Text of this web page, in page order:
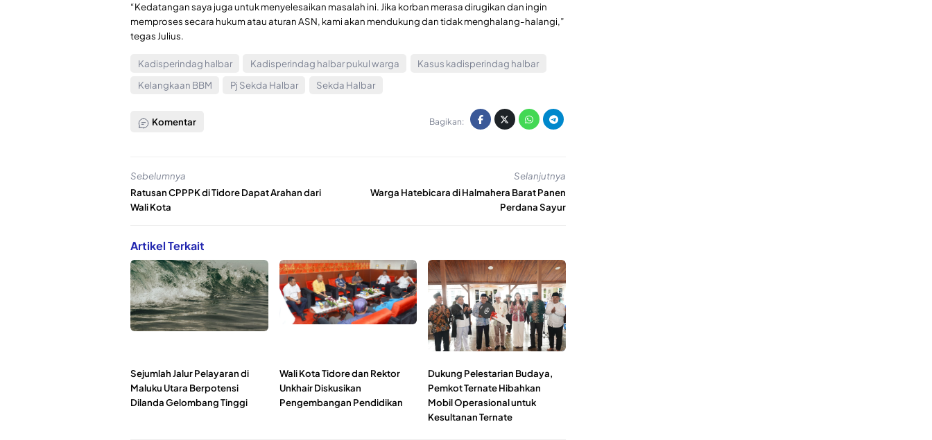
“Kedatangan saya juga untuk menyelesaikan masalah ini. Jika korban merasa dirugikan dan ingin
memproses secara hukum atau aturan ASN, kami akan mendukung dan tidak menghalang-halangi,”
tegas Julius.
Kadisperindag halbar Kadisperindag halbar pukul warga
Kasus kadisperindag halbar
Kelangkaan BBM
Pj Sekda Halbar Sekda Halbar
Komentar Bagikan:
Sebelumnya
Ratusan CPPPK di Tidore Dapat Arahan dari
Wali Kota
Selanjutnya
Warga Hatebicara di Halmahera Barat Panen
Perdana Sayur
Artikel Terkait
Sejumlah Jalur Pelayaran di
Maluku Utara Berpotensi
Dilanda Gelombang Tinggi
Wali Kota Tidore dan Rektor
Unkhair Diskusikan
Pengembangan Pendidikan
Dukung Pelestarian Budaya,
Pemkot Ternate Hibahkan
Mobil Operasional untuk
Kesultanan Ternate